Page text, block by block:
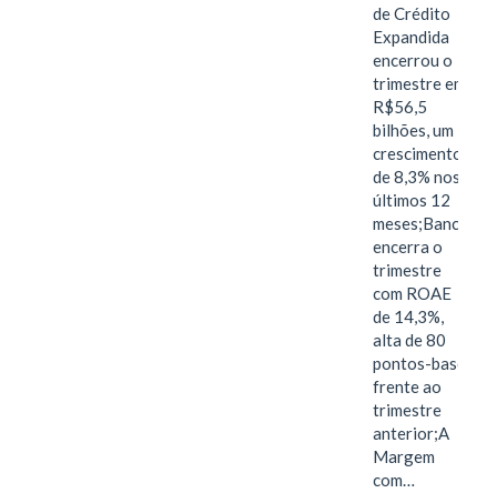
de Crédito
Expandida
encerrou o
trimestre em
R$56,5
bilhões, um
crescimento
de 8,3% nos
últimos 12
meses;Banco
encerra o
trimestre
com ROAE
de 14,3%,
alta de 80
pontos-base
frente ao
trimestre
anterior;A
Margem
com…